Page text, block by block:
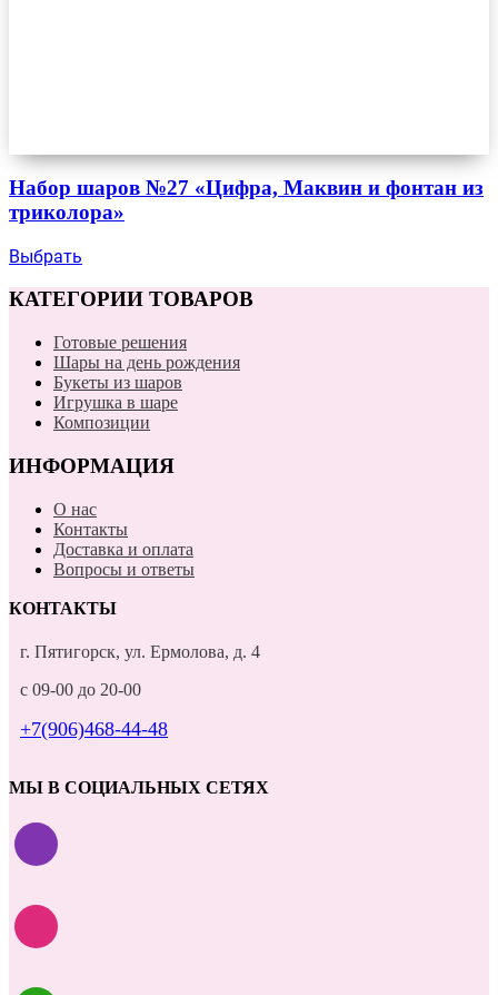
Набор шаров №27 «Цифра, Маквин и фонтан из
триколора»
Выбрать
КАТЕГОРИИ ТОВАРОВ
Готовые решения
Шары на день рождения
Букеты из шаров
Игрушка в шаре
Композиции
ИНФОРМАЦИЯ
О нас
Контакты
Доставка и оплата
Вопросы и ответы
КОНТАКТЫ
г. Пятигорск, ул. Ермолова, д. 4
с 09-00 до 20-00
+7(906)468-44-48
МЫ В СОЦИАЛЬНЫХ СЕТЯХ